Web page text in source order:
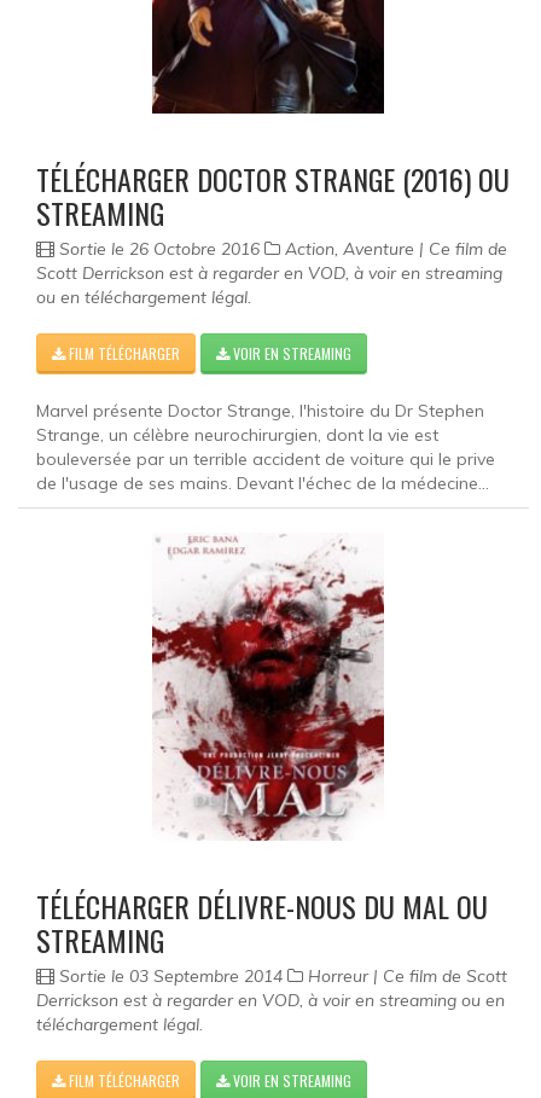
TÉLÉCHARGER DOCTOR STRANGE (2016) OU
STREAMING
Sortie le 26 Octobre 2016
Action, Aventure | Ce film de
Scott Derrickson est à regarder en VOD, à voir en streaming
ou en téléchargement légal.
FILM TÉLÉCHARGER VOIR EN STREAMING
Marvel présente Doctor Strange, l'histoire du Dr Stephen
Strange, un célèbre neurochirurgien, dont la vie est
bouleversée par un terrible accident de voiture qui le prive
de l'usage de ses mains. Devant l'échec de la médecine...
TÉLÉCHARGER DÉLIVRE-NOUS DU MAL OU
STREAMING
Sortie le 03 Septembre 2014
Horreur | Ce film de Scott
Derrickson est à regarder en VOD, à voir en streaming ou en
téléchargement légal.
FILM TÉLÉCHARGER VOIR EN STREAMING